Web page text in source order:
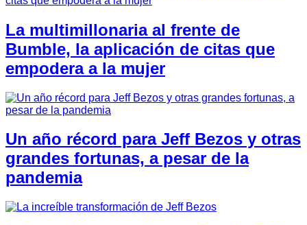
La multimillonaria al frente de
Bumble, la aplicación de citas que
empodera a la mujer
Un año récord para Jeff Bezos y otras
grandes fortunas, a pesar de la
pandemia